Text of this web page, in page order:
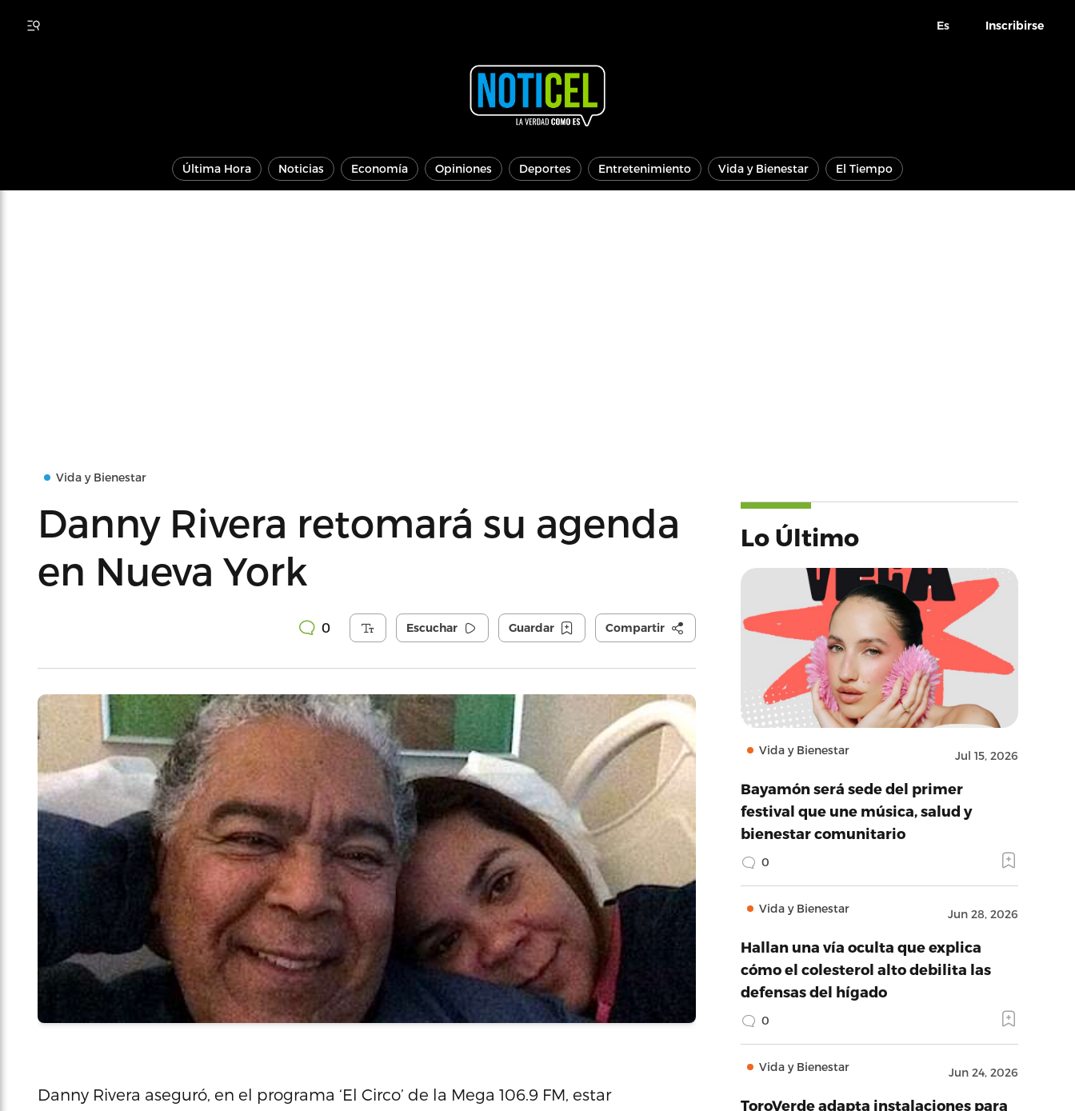
Es Inscribirse
Última Hora Noticias Economía Opiniones Deportes Entretenimiento Vida y Bienestar El Tiempo
Vida y Bienestar
Danny Rivera retomará su agenda
en Nueva York
0 Escuchar Guardar Compartir
Danny Rivera aseguró, en el programa ‘El Circo’ de la Mega 106.9 FM, estar
Lo Último
Vida y Bienestar Jul 15, 2026
Bayamón será sede del primer
festival que une música, salud y
bienestar comunitario
0
Vida y Bienestar Jun 28, 2026
Hallan una vía oculta que explica
cómo el colesterol alto debilita las
defensas del hígado
0
Vida y Bienestar Jun 24, 2026
ToroVerde adapta instalaciones para